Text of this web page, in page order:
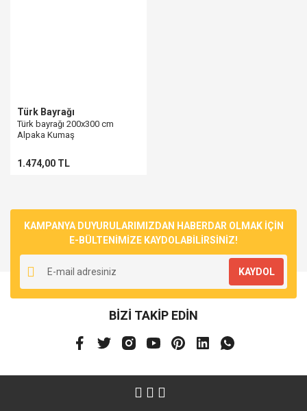
Türk Bayrağı
Türk bayrağı 200x300 cm
Alpaka Kumaş
1.474,00 TL
KAMPANYA DUYURULARIMIZDAN HABERDAR OLMAK İÇİN
E-BÜLTENİMİZE KAYDOLABİLİRSİNİZ!
KAYDOL
BİZİ TAKİP EDİN